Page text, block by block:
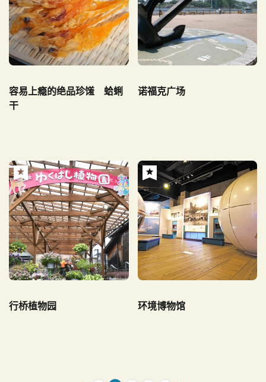
容易上瘾的绝品珍馐 蛤蜊
干
诺福克广场
行桥植物园 环境博物馆